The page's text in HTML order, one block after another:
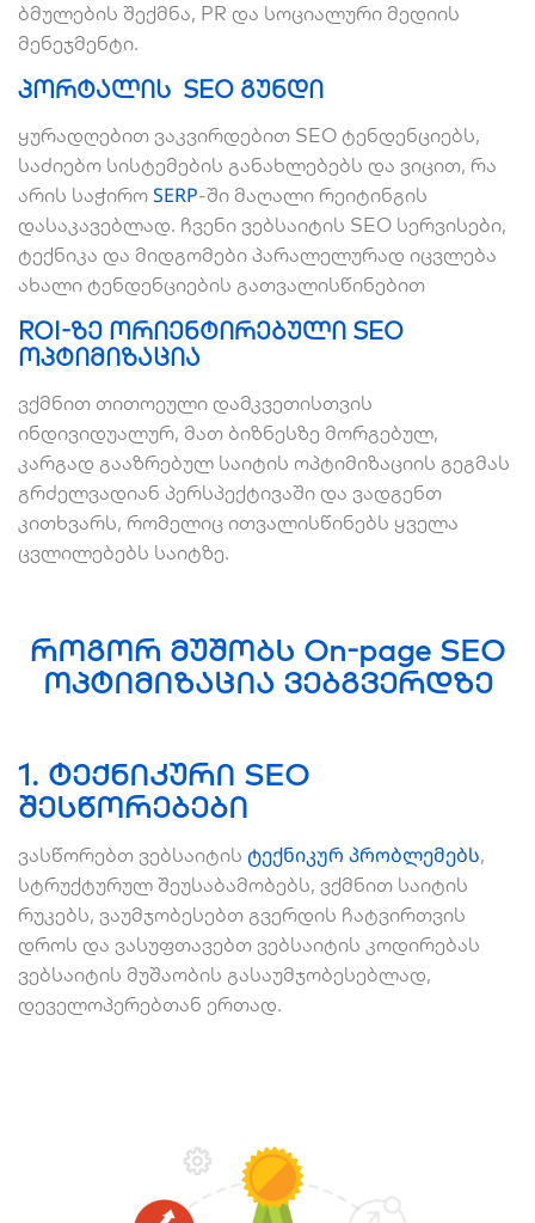
ბმულების შექმნა, PR და სოციალური მედიის
მენეჯმენტი.
პორტალის SEO გუნდი
ყურადღებით ვაკვირდებით SEO ტენდენციებს,
საძიებო სისტემების განახლებებს და ვიცით, რა
არის საჭირო SERP-ში მაღალი რეიტინგის
დასაკავებლად. ჩვენი ვებსაიტის SEO სერვისები,
ტექნიკა და მიდგომები პარალელურად იცვლება
ახალი ტენდენციების გათვალისწინებით
ROI-ზე ორიენტირებული SEO
ოპტიმიზაცია
ვქმნით თითოეული დამკვეთისთვის
ინდივიდუალურ, მათ ბიზნესზე მორგებულ,
კარგად გააზრებულ საიტის ოპტიმიზაციის გეგმას
გრძელვადიან პერსპექტივაში და ვადგენთ
კითხვარს, რომელიც ითვალისწინებს ყველა
ცვლილებებს საიტზე.
როგორ მუშობს On-page SEO
ოპტიმიზაცია ვებგვერდზე
1. ტექნიკური SEO
შესწორებები
ვასწორებთ ვებსაიტის ტექნიკურ პრობლემებს,
სტრუქტურულ შეუსაბამობებს, ვქმნით საიტის
რუკებს, ვაუმჯობესებთ გვერდის ჩატვირთვის
დროს და ვასუფთავებთ ვებსაიტის კოდირებას
ვებსაიტის მუშაობის გასაუმჯობესებლად,
დეველოპერებთან ერთად.